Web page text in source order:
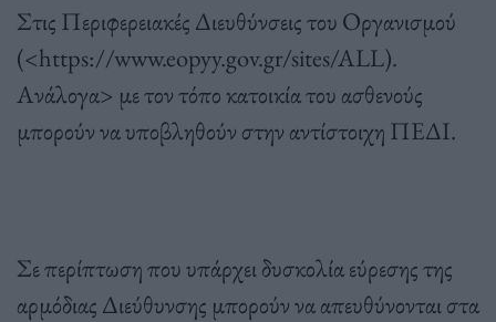
Στις Περιφερειακές Διευθύνσεις του Οργανισμού
(<https://www.eopyy.gov.gr/sites/ALL).
Ανάλογα> με τον τόπο κατοικία του ασθενούς
μπορούν να υποβληθούν στην αντίστοιχη ΠΕΔΙ.
Σε περίπτωση που υπάρχει δυσκολία εύρεσης της
αρμόδιας Διεύθυνσης μπορούν να απευθύνονται στα